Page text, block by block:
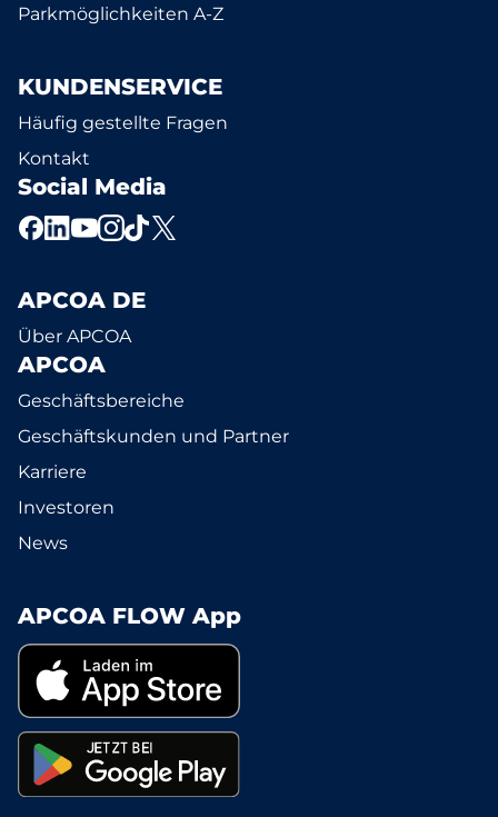
Parkmöglichkeiten A-Z
KUNDENSERVICE
Häufig gestellte Fragen
Kontakt
Social Media
APCOA DE
Über APCOA
APCOA
Geschäftsbereiche
Geschäftskunden und Partner
Karriere
Investoren
News
APCOA FLOW App